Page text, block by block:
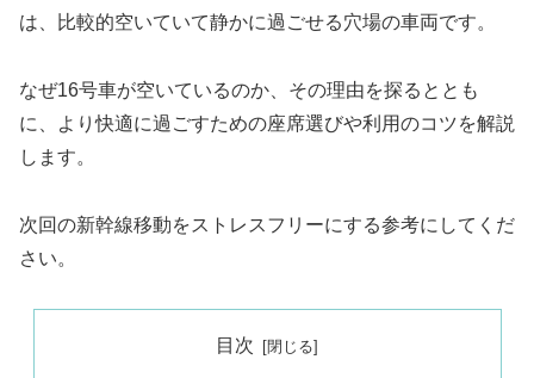
は、比較的空いていて静かに過ごせる穴場の車両です。
なぜ16号車が空いているのか、その理由を探るととも
に、より快適に過ごすための座席選びや利用のコツを解説
します。
次回の新幹線移動をストレスフリーにする参考にしてくだ
さい。
目次